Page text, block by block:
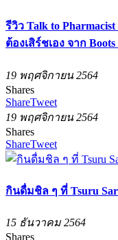
รีวิว Talk to
ต้องเสิร์ชเอง จาก
19 พฤศจิกายน 2564
Shares
ShareTweet
19 พฤศจิกายน 2564
Shares
ShareTweet
กินดื่มชิล ๆ ที่ Tsuru
15 ธันวาคม 2564
Shares